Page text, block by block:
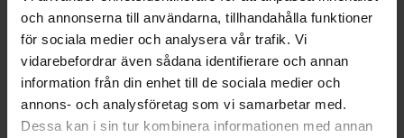
och annonserna till användarna, tillhandahålla funktioner
för sociala medier och analysera vår trafik. Vi
vidarebefordrar även sådana identifierare och annan
information från din enhet till de sociala medier och
annons- och analysföretag som vi samarbetar med.
Dessa kan i sin tur kombinera informationen med annan
Dela